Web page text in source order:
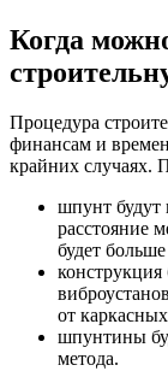
Когда
Процедура
финансам и
крайних случаях.
шпунт будут
расстояние
будет
от
шпунтины
метода.